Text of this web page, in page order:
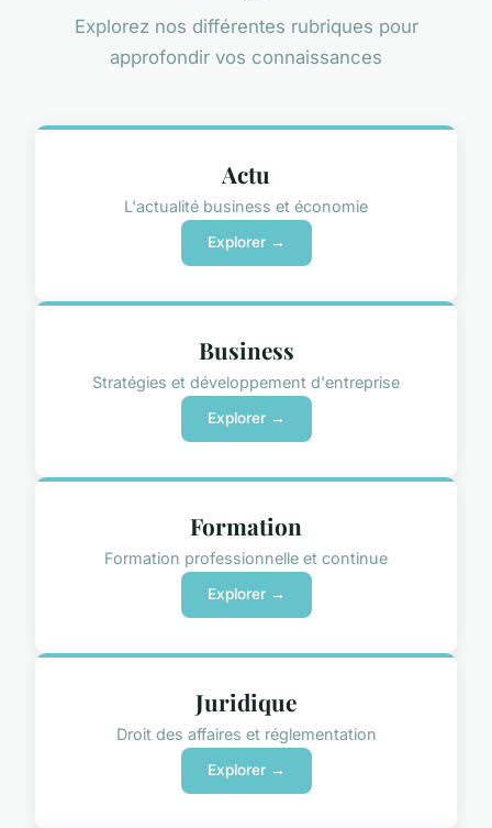
Explorez nos différentes rubriques pour
approfondir vos connaissances
Actu
L'actualité business et économie
Explorer →
Business
Stratégies et développement d'entreprise
Explorer →
Formation
Formation professionnelle et continue
Explorer →
Juridique
Droit des affaires et réglementation
Explorer →